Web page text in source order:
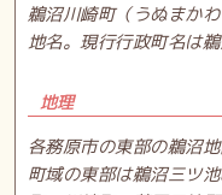
鵜沼川崎町（うぬまか
地名。現行行政町名は
地理
各務原市の東部の鵜沼地
町域の東部は鵜沼三ツ